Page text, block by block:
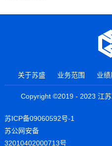
关于苏盛 业务范围 业
Copyright ©2019 - 2023 江
苏ICP备09060592号-1
苏公网安备
32010402000713号